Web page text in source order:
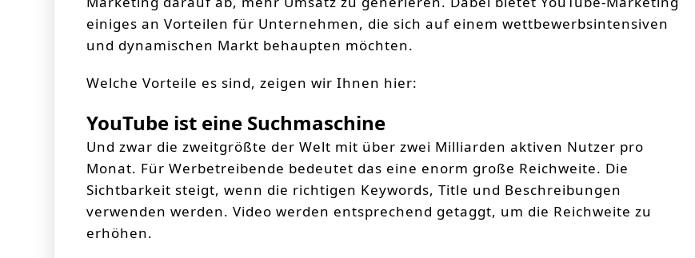
einiges an Vorteilen für Unternehmen, die sich auf einem wettbewerbsintensiven
und dynamischen Markt behaupten möchten.
Welche Vorteile es sind, zeigen wir Ihnen hier:
YouTube ist eine Suchmaschine
Und zwar die zweitgrößte der Welt mit über zwei Milliarden aktiven Nutzer pro
Monat. Für Werbetreibende bedeutet das eine enorm große Reichweite. Die
Sichtbarkeit steigt, wenn die richtigen Keywords, Title und Beschreibungen
verwenden werden. Video werden entsprechend getaggt, um die Reichweite zu
erhöhen.